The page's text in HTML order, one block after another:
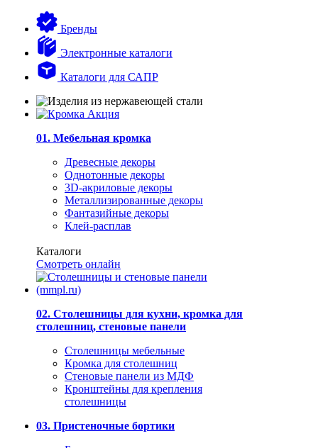
Бренды
Электронные каталоги
Каталоги для САПР
01. Мебельная кромка
Древесные декоры
Однотонные декоры
3D-акриловые декоры
Металлизированные декоры
Фантазийные декоры
Клей-расплав
Каталоги
Смотреть онлайн
02. Столешницы для кухни, кромка для
столешниц, стеновые панели
Столешницы мебельные
Кромка для столешниц
Стеновые панели из МДФ
Кронштейны для крепления
столешницы
03. Пристеночные бортики